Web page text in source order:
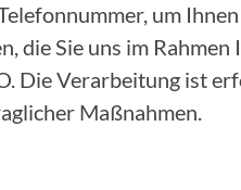
um
die Sie uns im
Die Verarbeitung ist
Maßnahmen.